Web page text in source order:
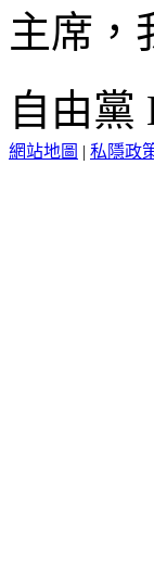
主席，
自由黨
網站地圖 | 私隱政